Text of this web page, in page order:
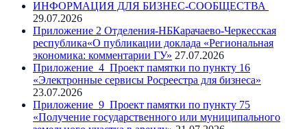
ИНФОРМАЦИЯ ДЛЯ БИЗНЕС-СООБЩЕСТВА
29.07.2026
Приложение 2 Отделения-НБКарачаево-Черкесская
республика«О публикации доклада «Региональная
экономика: комментарии ГУ» 27.07.2026
Приложение_4_Проект памятки по пункту 16
«Электронные сервисы Росреестра для бизнеса»
23.07.2026
Приложение_9_Проект памятки по пункту 75
«Получение государственного или муниципального